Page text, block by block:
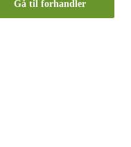
Gå til forhandler